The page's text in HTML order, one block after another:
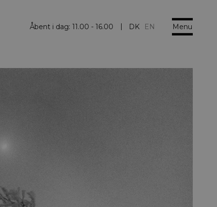
Åbent i dag: 11.00 - 16.00 DK EN Menu